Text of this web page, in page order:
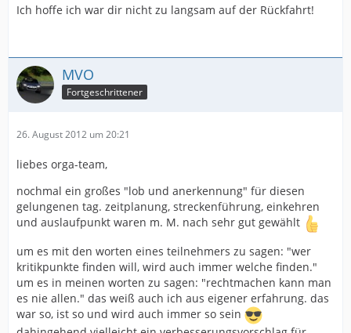
Ich hoffe ich war dir nicht zu langsam auf der Rückfahrt!
MVO
Fortgeschrittener
26. August 2012 um 20:21
liebes orga-team,
nochmal ein großes "lob und anerkennung" für diesen
gelungenen tag. zeitplanung, streckenführung, einkehren
und auslaufpunkt waren m. M. nach sehr gut gewählt
um es mit den worten eines teilnehmers zu sagen: "wer
kritikpunkte finden will, wird auch immer welche finden."
um es in meinen worten zu sagen: "rechtmachen kann man
es nie allen." das weiß auch ich aus eigener erfahrung. das
war so, ist so und wird auch immer so sein